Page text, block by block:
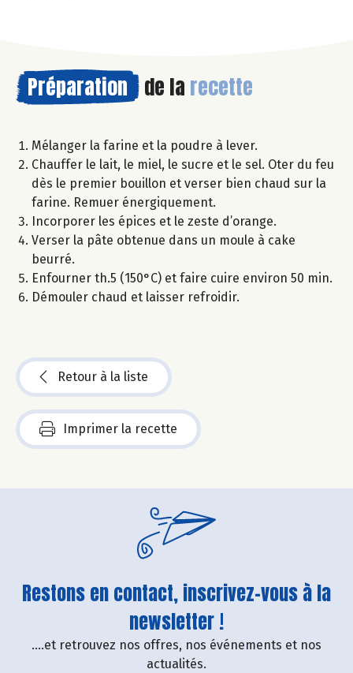
Préparation de la recette
Mélanger la farine et la poudre à lever.
Chauffer le lait, le miel, le sucre et le sel. Oter du feu
dès le premier bouillon et verser bien chaud sur la
farine. Remuer énergiquement.
Incorporer les épices et le zeste d’orange.
Verser la pâte obtenue dans un moule à cake
beurré.
Enfourner th.5 (150°C) et faire cuire environ 50 min.
Démouler chaud et laisser refroidir.
Retour à la liste
Imprimer la recette
Restons en contact, inscrivez-vous à la
newsletter !
....et retrouvez nos offres, nos événements et nos
actualités.